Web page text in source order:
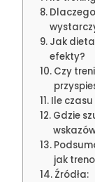
Jak
efekty?
Czy
Ile
Gdzie
jak
Źródła: